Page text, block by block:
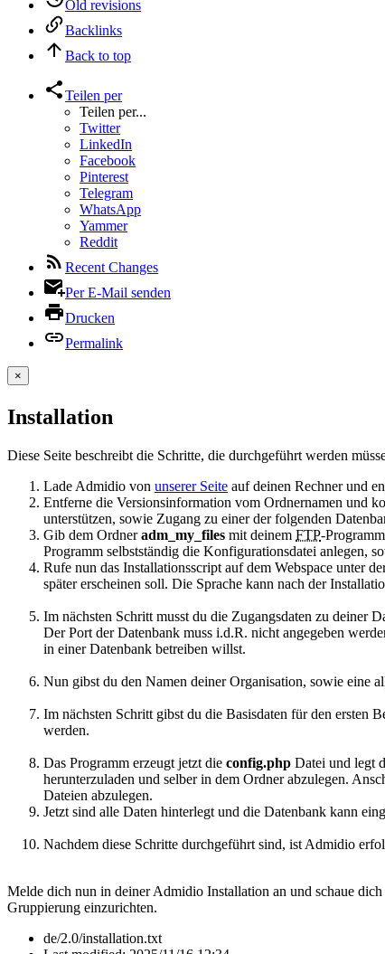
Old revisions
Backlinks
Back to top
Teilen per
Teilen per...
Twitter
LinkedIn
Facebook
Pinterest
Telegram
WhatsApp
Yammer
Reddit
Recent Changes
Per E-Mail senden
Drucken
Permalink
×
Installation
Diese Seite beschreibt die Schritte, die durchgeführt werden
Lade Admidio von unserer Seite auf deinen Rechner und
Entferne die Versionsinformation vom Ordnernamen und
unterstützen, sowie Zugang zu einer der folgenden
Gib dem Ordneradm_my_files mit deinem FTP-
Programm selbstständig die Konfigurationsdatei anlegen,
Rufe nun das Installationsscript auf dem Webspace unter
später erscheinen soll. Die Sprache kann nach der
Im nächsten Schritt musst du die Zugangsdaten zu deiner
Der Port der Datenbank muss i.d.R. nicht angegeben
in einer Datenbank betreiben willst.
Nun gibst du den Namen deiner Organisation, sowie eine
Im nächsten Schritt gibst du die Basisdaten für den ersten
werden.
Das Programm erzeugt jetzt die config.php Datei und legt
herunterzuladen und selber in dem Ordner abzulegen.
Dateien abzulegen.
Jetzt sind alle Daten hinterlegt und die Datenbank kann
Nachdem diese Schritte durchgeführt sind, ist Admidio
Melde dich nun in deiner Admidio Installation an und schaue dich
Gruppierung einzurichten.
de/2.0/installation.txt